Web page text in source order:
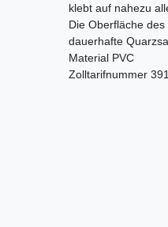
klebt auf nahezu
Die Oberfläche
dauerhafte
Material PVC
Zolltarifnummer